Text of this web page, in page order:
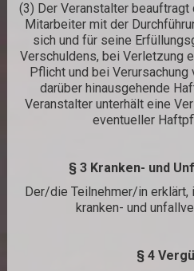
(3) Der Veranstalter
Mitarbeiter mit der
sich und für seine
Verschuldens, bei Verletzung
Pflicht und bei Verursachung
darüber hinausgehende
Veranstalter unterhält eine
eventueller
§ 3 Kranken- und
Der/die Teilnehmer/in erklärt,
kranken- und
§ 4